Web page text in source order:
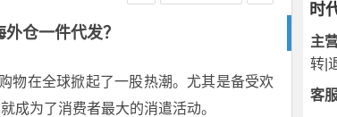
仓一件代发？
物在全球掀起了一股热潮。尤其是备受欢
成为了消费者最大的消遣活动。
时
主
转|
客